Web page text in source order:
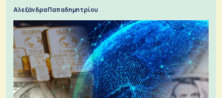
Αλεξάνδρα Παπαδημητρίου